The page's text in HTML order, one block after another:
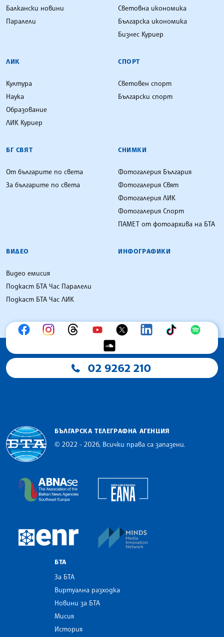
Балкански новини
Паралели
Световна икономика
Българска икономика
Бизнес Куриер
ЛИК
Култура
Наука
Образование
ЛИК Куриер
СПОРТ
Световен спорт
Български спорт
БГ СВЯТ
От българите по света
За българите по света
СНИМКИ
Фотогалерия България
Фотогалерия Свят
Фотогалерия ЛИК
Фотогалерия Спорт
ПАМЕТ от фотоархива на БТА
ВИДЕО
Видео емисия
Подкаст БТА Час Паралели
Подкаст БТА Час ЛИК
ИНФОГРАФИКИ
02 9262 210
БЪЛГАРСКА ТЕЛЕГРАФНА АГЕНЦИЯ
© 2022 - 2026, Всички права са запазени.
The Assocoation of the Balkan News Agencies
European Newsroom
БТА
За БТА
Виртуална разходка
Новини за БТА
Мисия
История